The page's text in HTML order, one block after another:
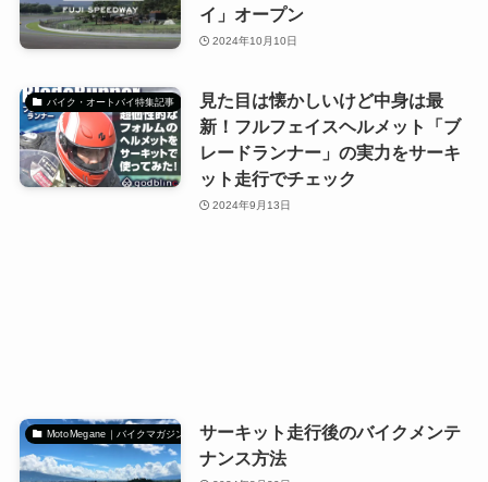
イ」オープン
2024年10月10日
バイク・オートバイ特集記事
見た目は懐かしいけど中身は最
新！フルフェイスヘルメット「ブ
レードランナー」の実力をサーキ
ット走行でチェック
2024年9月13日
MotoMegane｜バイクマガジン
サーキット走行後のバイクメンテ
ナンス方法